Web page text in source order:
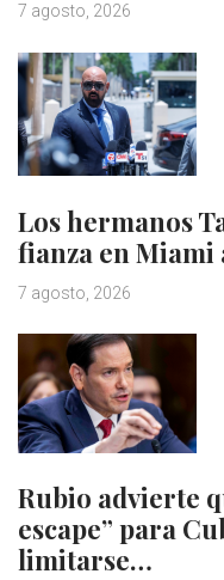
7 agosto, 2026
Los hermanos
fianza en
7 agosto, 2026
Rubio advierte
escape” para
limitarse…